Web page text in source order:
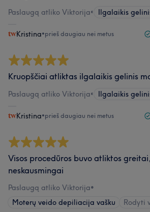
Paslaugą atliko Viktorija• Ilgalaikis
Kristina•prieš daugiau nei metus
Kruopščiai atliktas ilgalaikis gelinis
Paslaugą atliko Viktorija• Ilgalaikis
Kristina•prieš daugiau nei metus
Visos procedūros buvo atliktos
neskausmingai
Paslaugą atliko Viktorija•
Moterų veido depiliacija vašku
Rodyti